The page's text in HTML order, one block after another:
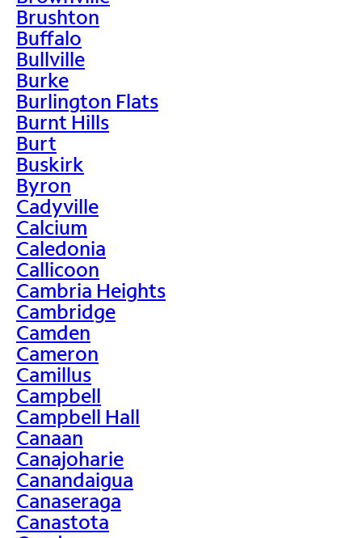
Brushton
Buffalo
Bullville
Burke
Burlington Flats
Burnt Hills
Burt
Buskirk
Byron
Cadyville
Calcium
Caledonia
Callicoon
Cambria Heights
Cambridge
Camden
Cameron
Camillus
Campbell
Campbell Hall
Canaan
Canajoharie
Canandaigua
Canaseraga
Canastota